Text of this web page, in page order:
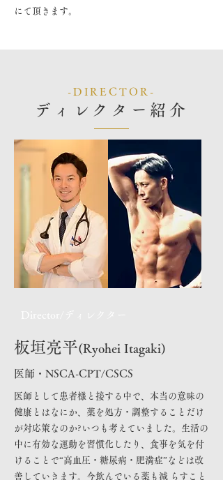
にて頂きます。
-DIRECTOR-
ディレクター紹介
板垣亮平(Ryohei Itagaki)
医師・NSCA-CPT/CSCS
医師として患者様と接する中で、本当の意味の
健康とはなにか、薬を処方・調整することだけ
が対応策なのか?いつも考えていました。生活の
中に有効な運動を習慣化したり、食事を気を付
けることで“高血圧・糖尿病・肥満症”などは改
善していきます。今飲んでいる薬も減 らすこと